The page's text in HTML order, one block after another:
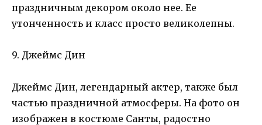
праздничным декором около нее. Ее
утонченность и класс просто великолепны.
9. Джеймс Дин
Джеймс Дин, легендарный актер, также был
частью праздничной атмосферы. На фото он
изображен в костюме Санты, радостно